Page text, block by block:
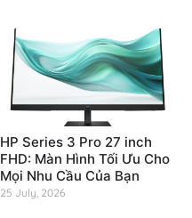
HP Series 3 Pro 27 inch
FHD: Màn Hình Tối Ưu Cho
Mọi Nhu Cầu Của Bạn
25 July, 2026